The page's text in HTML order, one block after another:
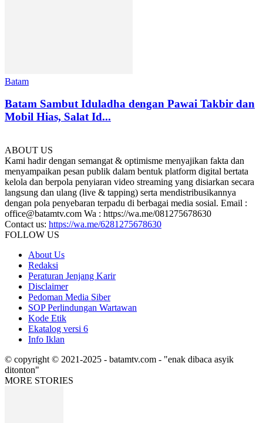
Batam
Batam Sambut Iduladha dengan Pawai Takbir dan
Mobil Hias, Salat Id...
ABOUT US
Kami hadir dengan semangat & optimisme menyajikan fakta dan
menyampaikan pesan publik dalam bentuk platform digital bertata
kelola dan berpola penyiaran video streaming yang disiarkan secara
langsung dan ulang (live & tapping) serta mendistribusikannya
dengan pola penyebaran terpadu di berbagai media sosial. Email :
office@batamtv.com Wa : https://wa.me/081275678630
Contact us: https://wa.me/6281275678630
FOLLOW US
About Us
Redaksi
Peraturan Jenjang Karir
Disclaimer
Pedoman Media Siber
SOP Perlindungan Wartawan
Kode Etik
Ekatalog versi 6
Info Iklan
© copyright © 2021-2025 - batamtv.com - "enak dibaca asyik
ditonton"
MORE STORIES